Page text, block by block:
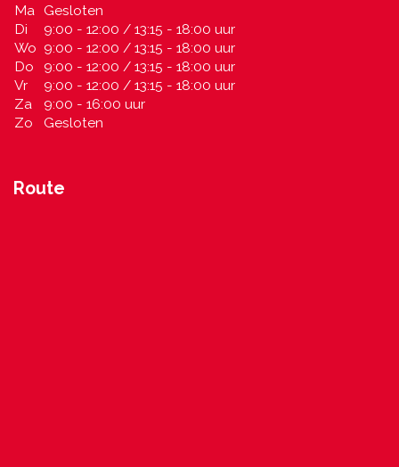
Ma Gesloten
Di
9:00 - 12:00 / 13:15 - 18:00 uur
Wo 9:00 - 12:00 / 13:15 - 18:00 uur
Do
9:00 - 12:00 / 13:15 - 18:00 uur
Vr
9:00 - 12:00 / 13:15 - 18:00 uur
Za
9:00 - 16:00 uur
Zo
Gesloten
Route